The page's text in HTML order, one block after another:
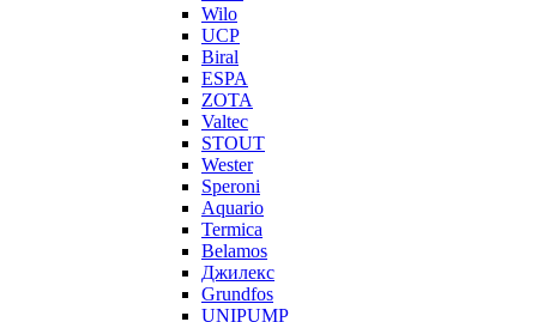
Wilo
UCP
Biral
ESPA
ZOTA
Valtec
STOUT
Wester
Speroni
Aquario
Termica
Belamos
Джилекс
Grundfos
UNIPUMP